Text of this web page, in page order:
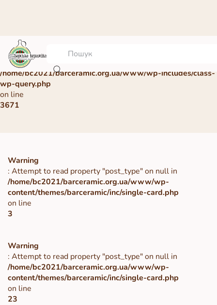
Warning
: Undefined array key 0 in
/home/bc2021/barceramic.org.ua/www/wp-includes/class-
wp-query.php
on line
3671
Warning
: Attempt to read property "post_type" on null in
/home/bc2021/barceramic.org.ua/www/wp-
content/themes/barceramic/inc/single-card.php
on line
3
Warning
: Attempt to read property "post_type" on null in
/home/bc2021/barceramic.org.ua/www/wp-
content/themes/barceramic/inc/single-card.php
on line
23